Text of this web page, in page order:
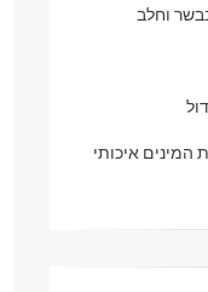
וחלב
איכותי